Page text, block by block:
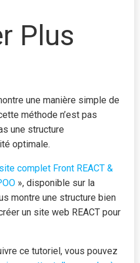
Plus
une manière simple de
méthode n’est pas
une structure
optimale.
complet Front REACT &
», disponible sur la
montre une structure bien
un site web REACT pour
ce tutoriel, vous pouvez